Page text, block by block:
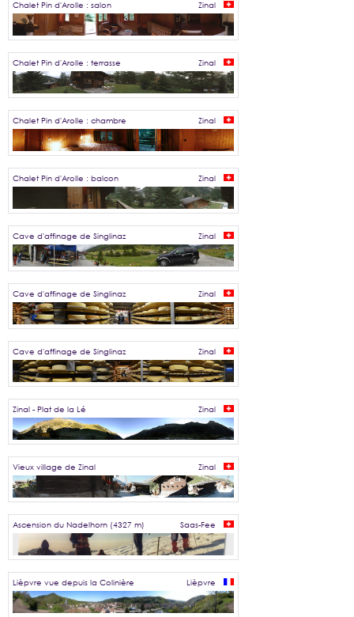
Chalet Pin d'Arolle : salon Zinal
Chalet Pin d'Arolle : terrasse Zinal
Chalet Pin d'Arolle : chambre Zinal
Chalet Pin d'Arolle : balcon Zinal
Cave d'affinage de Singlinaz Zinal
Cave d'affinage de Singlinaz Zinal
Cave d'affinage de Singlinaz Zinal
Zinal - Plat de la Lé Zinal
Vieux village de Zinal Zinal
Ascension du Nadelhorn (4327 m) Saas-Fee
Lièpvre vue depuis la Colinière Lièpvre